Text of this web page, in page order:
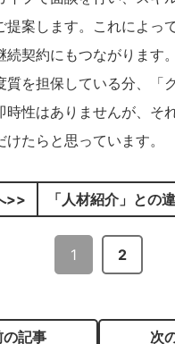
提案します。これによっ
続契約にもつながります
質を担保している分、「
時性はありませんが、そ
たらと思っています。
「人材紹介」との
1 2
の記事 次